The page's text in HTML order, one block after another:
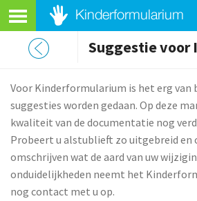
Suggestie voor
Voor Kinderformularium is het erg van
suggesties worden gedaan. Op deze
kwaliteit van de documentatie nog
Probeert u alstublieft zo uitgebreid en
omschrijven wat de aard van uw
onduidelijkheden neemt het
nog contact met u op.